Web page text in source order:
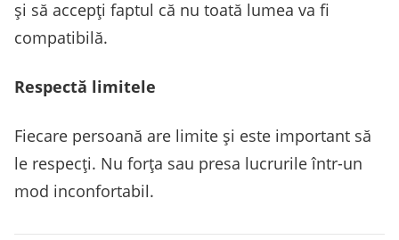
și să accepți faptul că nu toată lumea va fi
compatibilă.
Respectă limitele
Fiecare persoană are limite și este important să
le respecți. Nu forța sau presa lucrurile într-un
mod inconfortabil.